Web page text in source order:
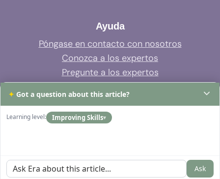
Ayuda
Póngase en contacto con nosotros
Conozca a los expertos
Pregunte a los expertos
Soporte del sistema
Preguntas frecuentes
✦ Got a question about this article?
Learning level: Improving Skills▾
Ask